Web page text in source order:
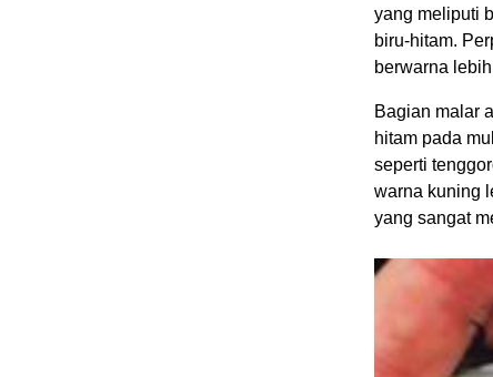
yang meliputi
biru-hitam.
berwarna
Bagian malar
hitam pada
seperti
warna kuning
yang sangat